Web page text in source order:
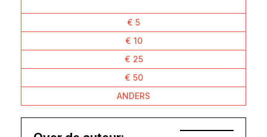
€ 5
€ 10
€ 25
€ 50
ANDERS